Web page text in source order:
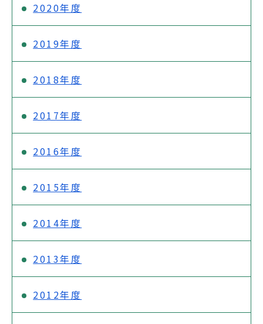
2020年度
2019年度
2018年度
2017年度
2016年度
2015年度
2014年度
2013年度
2012年度